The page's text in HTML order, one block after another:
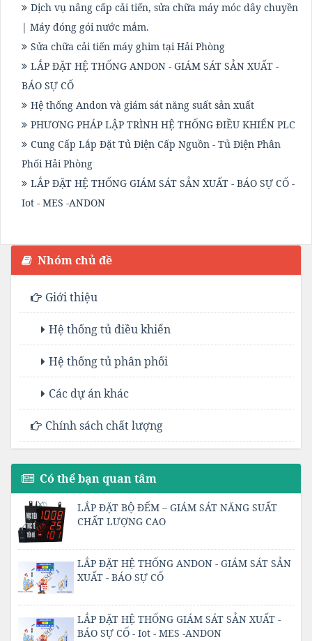
Dịch vụ nâng cấp cải tiến, sửa chữa máy móc dây chuyền
| Máy đóng gói nước mắm.
Sửa chữa cải tiến máy ghim tại Hải Phòng
LẮP ĐẶT HỆ THỐNG ANDON - GIÁM SÁT SẢN XUẤT -
BÁO SỰ CỐ
Hệ thống Andon và giám sát năng suất sản xuất
PHƯƠNG PHÁP LẬP TRÌNH HỆ THỐNG ĐIỀU KHIỂN PLC
Cung Cấp Lắp Đặt Tủ Điện Cấp Nguồn - Tủ Điện Phân
Phối Hải Phòng
LẮP ĐẶT HỆ THỐNG GIÁM SÁT SẢN XUẤT - BÁO SỰ CỐ -
Iot - MES -ANDON
Nhóm chủ đề
Giới thiệu
Hệ thống tủ điều khiển
Hệ thống tủ phân phối
Các dự án khác
Chính sách chất lượng
Có thể bạn quan tâm
LẮP ĐẶT BỘ ĐẾM – GIÁM SÁT NĂNG SUẤT
CHẤT LƯỢNG CAO
LẮP ĐẶT HỆ THỐNG ANDON - GIÁM SÁT SẢN
XUẤT - BÁO SỰ CỐ
LẮP ĐẶT HỆ THỐNG GIÁM SÁT SẢN XUẤT -
BÁO SỰ CỐ - Iot - MES -ANDON